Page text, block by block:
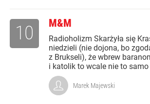
M&M
Radioholizm Skarżyła się
niedzieli (nie dojona, bo
z Brukseli), że wbrew
i katolik to wcale nie to
10
Marek Majewski